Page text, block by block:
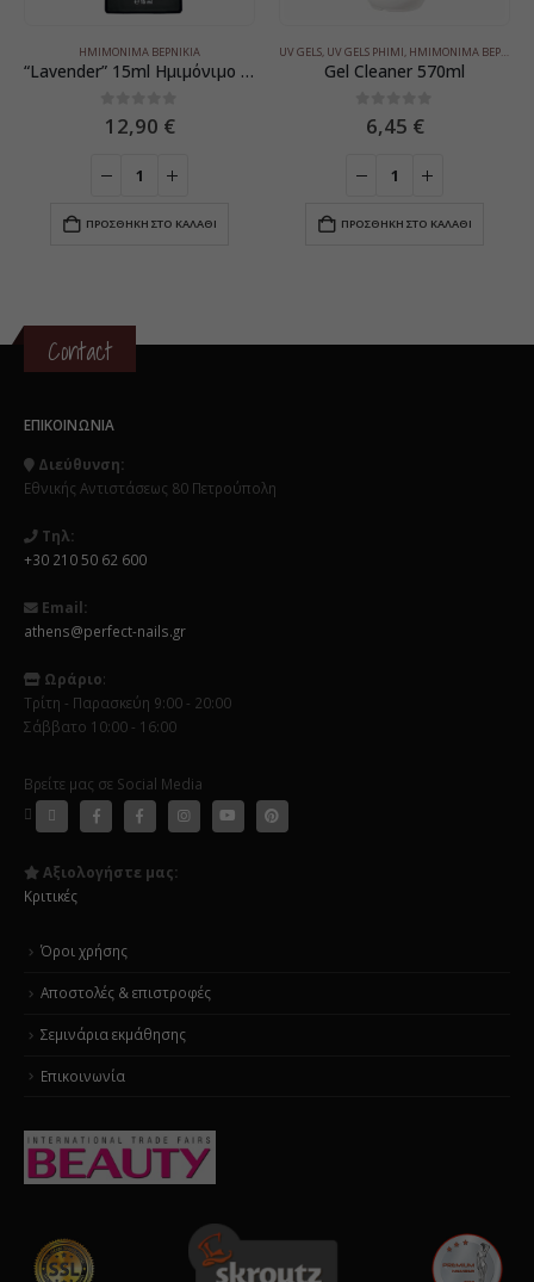
ΗΜΙΜΌΝΙΜΑ ΒΕΡΝΊΚΙΑ
“Lavender” 15ml Ημιμόνιμο Βερνίκι
05
12,90 €
ΠΡΟΣΘΉΚΗ ΣΤΟ ΚΑΛΆΘΙ
UV GELS, UV GELS PHIMI, ΗΜΙΜΌΝΙΜΑ ΒΕΡΝΊΚΙΑ
Gel Cleaner 570ml
5
6,45 €
ΠΡΟΣΘΉΚΗ ΣΤΟ ΚΑΛΆΘΙ
Contact
ΕΠΙΚΟΙΝΩΝΊΑ
Διεύθυνση:
Εθνικής Αντιστάσεως 80 Πετρούπολη
Τηλ:
+30 210 50 62 600
Email:
athens@perfect-nails.gr
Ωράριο:
Τρίτη - Παρασκεύη 9:00 - 20:00
Σάββατο 10:00 - 16:00
Βρείτε μας σε Social Media
Αξιολογήστε μας:
Κριτικές
Όροι χρήσης
Αποστολές & επιστροφές
Σεμινάρια εκμάθησης
Επικοινωνία